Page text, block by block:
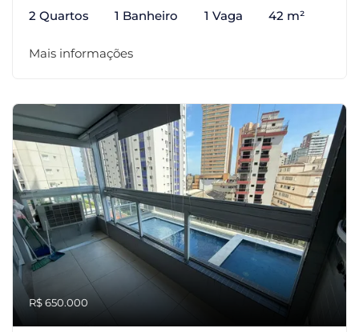
2 Quartos 1 Banheiro 1 Vaga 42 m²
Mais informações
R$ 650.000